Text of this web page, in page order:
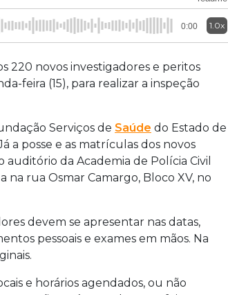
0:00 1.0x
220 novos investigadores e peritos
feira (15), para realizar a inspeção
Serviços de Saúde do Estado de
a posse e as matrículas dos novos
auditório da Academia de Polícia Civil
na rua Osmar Camargo, Bloco XV, no
devem se apresentar nas datas,
pessoais e exames em mãos. Na
e horários agendados, ou não